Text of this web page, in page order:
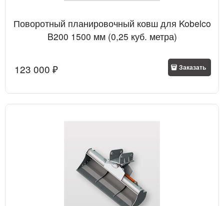
Поворотный планировочный ковш для Kobelco
B200 1500 мм (0,25 куб. метра)
123 000 ₽ Заказать